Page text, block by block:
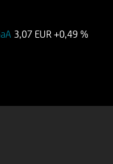
3,07 EUR +0,49 %